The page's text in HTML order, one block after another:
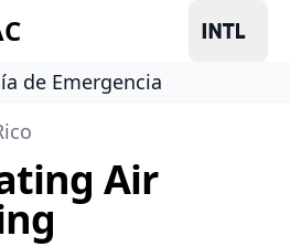
de Emergencia
Air